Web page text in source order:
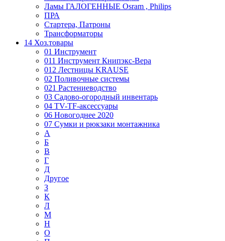
Ламы ГАЛОГЕННЫЕ Osram , Philips
ПРА
Стартера, Патроны
Трансформаторы
14 Хоз.товары
01 Инструмент
011 Инструмент Книпэкс-Вера
012 Лестницы KRAUSE
02 Поливочные системы
021 Растениеводство
03 Садово-огородный инвентарь
04 TV-TF-аксессуары
06 Новогоднее 2020
07 Сумки и рюкзаки монтажника
А
Б
В
Г
Д
Другое
З
К
Л
М
Н
О